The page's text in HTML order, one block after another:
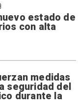
estado de
con alta
medidas
seguridad del
durante la